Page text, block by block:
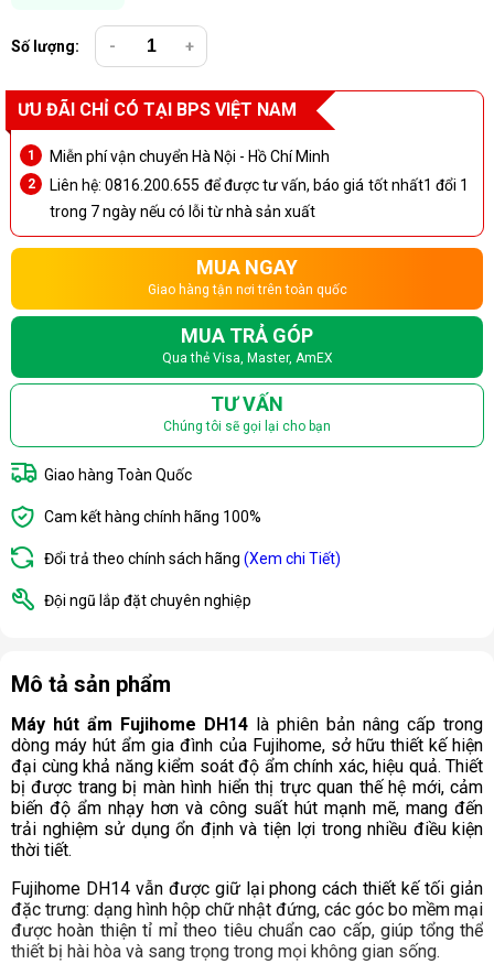
Số lượng: - +
ƯU ĐÃI CHỈ CÓ TẠI BPS VIỆT NAM
Miễn phí vận chuyển Hà Nội - Hồ Chí Minh
Liên hệ: 0816.200.655 để được tư vấn, báo giá tốt nhất1 đổi 1
trong 7 ngày nếu có lỗi từ nhà sản xuất
MUA NGAY
Giao hàng tận nơi trên toàn quốc
MUA TRẢ GÓP
Qua thẻ Visa, Master, AmEX
TƯ VẤN
Chúng tôi sẽ gọi lại cho bạn
Giao hàng Toàn Quốc
Cam kết hàng chính hãng 100%
Đổi trả theo chính sách hãng (Xem chi Tiết)
Đội ngũ lắp đặt chuyên nghiệp
Mô tả sản phẩm
Máy hút ẩm Fujihome DH14 là phiên bản nâng cấp trong
dòng máy hút ẩm gia đình của Fujihome, sở hữu thiết kế hiện
đại cùng khả năng kiểm soát độ ẩm chính xác, hiệu quả. Thiết
bị được trang bị màn hình hiển thị trực quan thế hệ mới, cảm
biến độ ẩm nhạy hơn và công suất hút mạnh mẽ, mang đến
trải nghiệm sử dụng ổn định và tiện lợi trong nhiều điều kiện
thời tiết.
Fujihome DH14 vẫn được giữ lại phong cách thiết kế tối giản
đặc trưng: dạng hình hộp chữ nhật đứng, các góc bo mềm mại
được hoàn thiện tỉ mỉ theo tiêu chuẩn cao cấp, giúp tổng thể
thiết bị hài hòa và sang trọng trong mọi không gian sống.